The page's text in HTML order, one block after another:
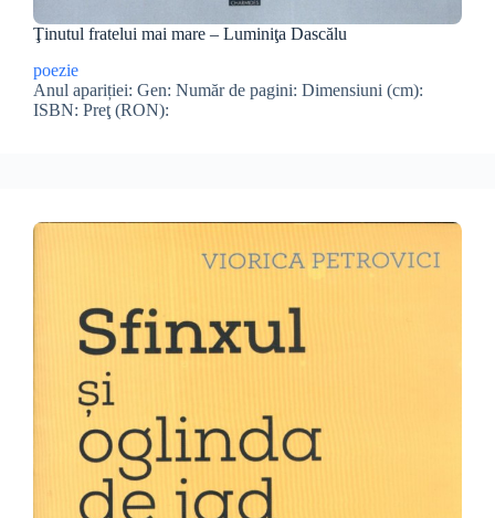
Ţinutul fratelui mai mare – Luminiţa Dascălu
poezie
Anul apariției: Gen: Număr de pagini: Dimensiuni (cm):
ISBN: Preţ (RON):